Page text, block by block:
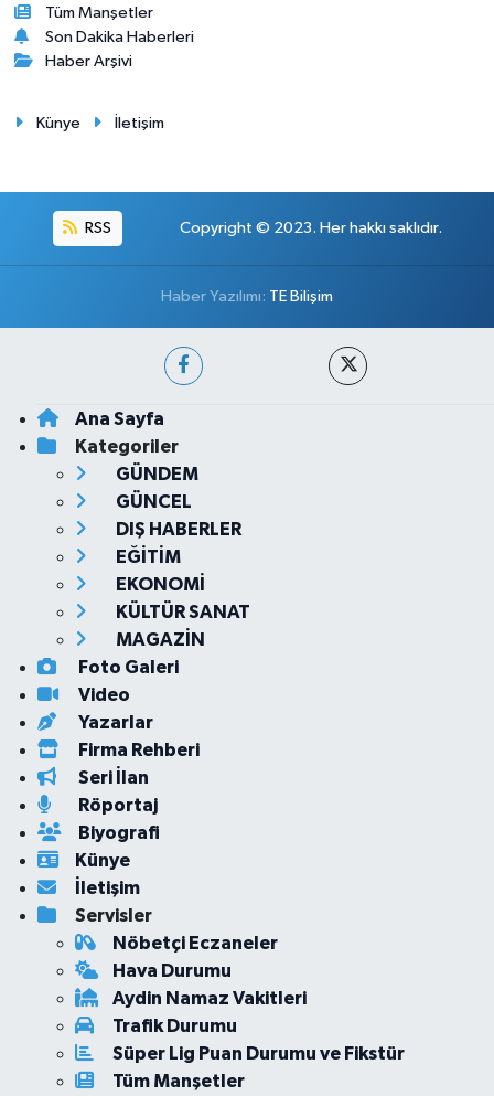
Tüm Manşetler
Son Dakika Haberleri
Haber Arşivi
Künye İletişim
RSS Copyright © 2023. Her hakkı saklıdır.
Haber Yazılımı: TE Bilişim
Ana Sayfa
Kategoriler
GÜNDEM
GÜNCEL
DIŞ HABERLER
EĞİTİM
EKONOMİ
KÜLTÜR SANAT
MAGAZİN
Foto Galeri
Video
Yazarlar
Firma Rehberi
Seri İlan
Röportaj
Biyografi
Künye
İletişim
Servisler
Nöbetçi Eczaneler
Hava Durumu
Aydin Namaz Vakitleri
Trafik Durumu
Süper Lig Puan Durumu ve Fikstür
Tüm Manşetler